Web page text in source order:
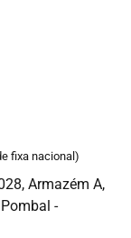
fixa nacional)
Armazém A,
-